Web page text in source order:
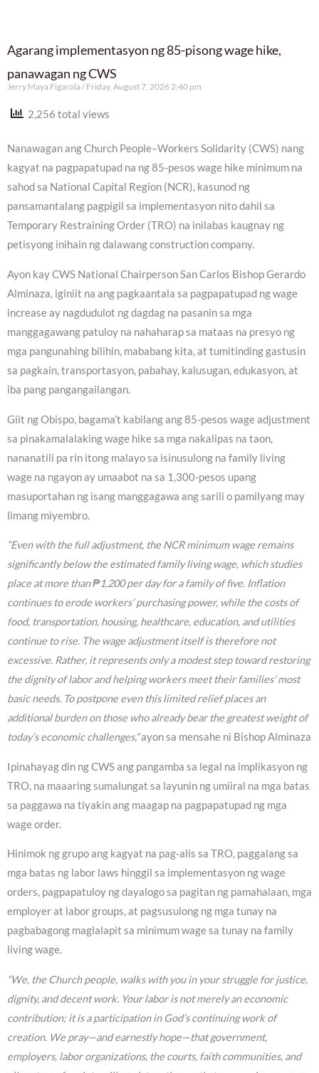
Agarang implementasyon ng 85-pisong wage hike,
panawagan ng CWS
Jerry Maya Figarola Friday, August 7, 2026 2:40 pm
2,256 total views
Nanawagan ang Church People–Workers Solidarity (CWS) nang
kagyat na pagpapatupad na ng 85-pesos wage hike minimum na
sahod sa National Capital Region (NCR), kasunod ng
pansamantalang pagpigil sa implementasyon nito dahil sa
Temporary Restraining Order (TRO) na inilabas kaugnay ng
petisyong inihain ng dalawang construction company.
Ayon kay CWS National Chairperson San Carlos Bishop Gerardo
Alminaza, iginiit na ang pagkaantala sa pagpapatupad ng wage
increase ay nagdudulot ng dagdag na pasanin sa mga
manggagawang patuloy na nahaharap sa mataas na presyo ng
mga pangunahing bilihin, mababang kita, at tumitinding gastusin
sa pagkain, transportasyon, pabahay, kalusugan, edukasyon, at
iba pang pangangailangan.
Giit ng Obispo, bagama’t kabilang ang 85-pesos wage adjustment
sa pinakamalalaking wage hike sa mga nakalipas na taon,
nananatili pa rin itong malayo sa isinusulong na family living
wage na ngayon ay umaabot na sa 1,300-pesos upang
masuportahan ng isang manggagawa ang sarili o pamilyang may
limang miyembro.
“Even with the full adjustment, the NCR minimum wage remains
significantly below the estimated family living wage, which studies
place at more than ₱1,200 per day for a family of five. Inflation
continues to erode workers’ purchasing power, while the costs of
food, transportation, housing, healthcare, education, and utilities
continue to rise. The wage adjustment itself is therefore not
excessive. Rather, it represents only a modest step toward restoring
the dignity of labor and helping workers meet their families’ most
basic needs. To postpone even this limited relief places an
additional burden on those who already bear the greatest weight of
today’s economic challenges,”ayon sa mensahe ni Bishop Alminaza
Ipinahayag din ng CWS ang pangamba sa legal na implikasyon ng
TRO, na maaaring sumalungat sa layunin ng umiiral na mga batas
sa paggawa na tiyakin ang maagap na pagpapatupad ng mga
wage order.
Hinimok ng grupo ang kagyat na pag-alis sa TRO, paggalang sa
mga batas ng labor laws hinggil sa implementasyon ng wage
orders, pagpapatuloy ng dayalogo sa pagitan ng pamahalaan, mga
employer at labor groups, at pagsusulong ng mga tunay na
pagbabagong maglalapit sa minimum wage sa tunay na family
living wage.
“We, the Church people, walks with you in your struggle for justice,
dignity, and decent work. Your labor is not merely an economic
contribution; it is a participation in God’s continuing work of
creation. We pray—and earnestly hope—that government,
employers, labor organizations, the courts, faith communities, and